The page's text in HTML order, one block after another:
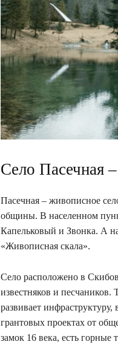
Село Пасечная
Пасечная – живописное
общины. В населенном
Капельковый и Звонка. А
«Живописная скала».
Село расположено в
известняков и песчаников.
развивает
грантовых проектах от
замок 16 века, есть горные